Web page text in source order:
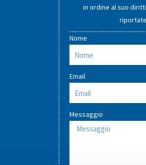
in ordine al suo
Nome
Email
Messaggio